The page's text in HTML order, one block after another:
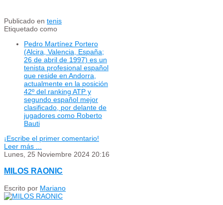
Publicado en tenis
Etiquetado como
Pedro Martínez Portero
(Alcira, Valencia, España;
26 de abril de 1997) es un
tenista profesional español
que reside en Andorra,
actualmente en la posición
42º del ranking ATP y
segundo español mejor
clasificado, por delante de
jugadores como Roberto
Bauti
¡Escribe el primer comentario!
Leer más ...
Lunes, 25 Noviembre 2024 20:16
MILOS RAONIC
Escrito por Mariano